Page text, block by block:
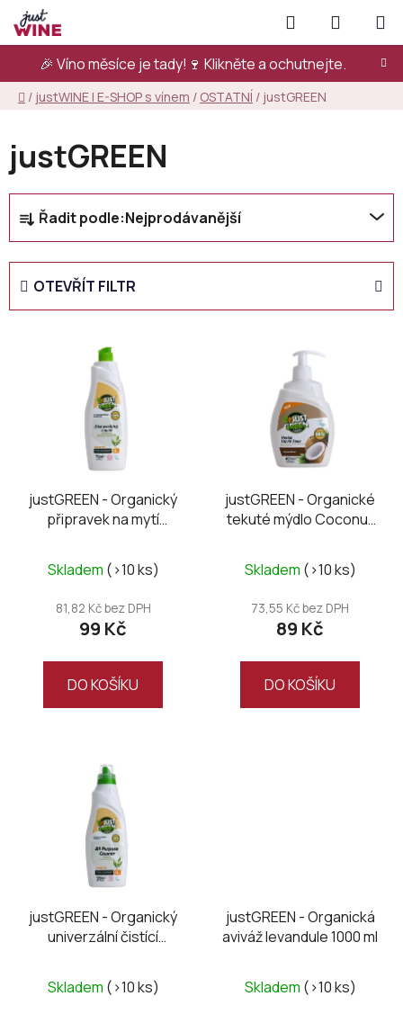
Přejít
na
obsah
🎉 Víno měsíce je tady!🍷 Klikněte a ochutnejte.
Hledat
KOŠÍK
Domů
/ justWINE | E-SHOP s vínem / OSTATNÍ / justGREEN
justGREEN
Ř
a
z
n
í
Řadit podle:Nejprodávanější
OTEVŘÍT FILTR
justGREEN - Organický
připravek na mytí
Skladem (>10 ks)
81,82 Kč bez DPH
99 Kč
DO KOŠÍKU
justGREEN - Organické
tekuté mýdlo Coconut
Skladem (>10 ks)
73,55 Kč bez DPH
89 Kč
DO KOŠÍKU
justGREEN - Organický
univerzální čistící
Skladem (>10 ks)
justGREEN - Organická
aviváž levandule 1000 ml
Skladem (>10 ks)